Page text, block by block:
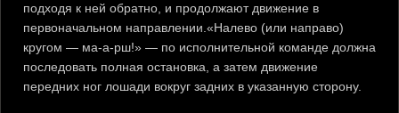
подходя к ней обратно, и продолжают движение в
первоначальном направлении.«Налево (или направо)
кругом — ма-а-рш!» — по исполнительной команде должна
последовать полная остановка, а затем движение
передних ног лошади вокруг задних в указанную сторону.